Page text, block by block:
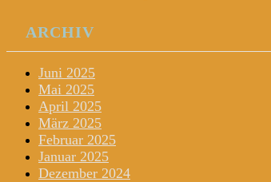
ARCHIV
Juni 2025
Mai 2025
April 2025
März 2025
Februar 2025
Januar 2025
Dezember 2024